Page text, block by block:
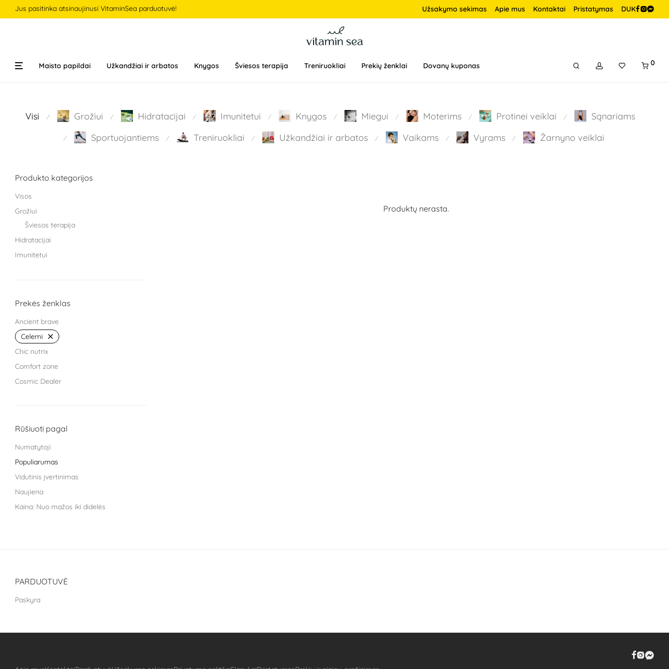
Jus pasitinka atsinaujinusi VitaminSea parduotuvė! Užsakymo sekimas Apie mus Kontaktai Pristatymas DUK
Maisto papildai Užkandžiai ir arbatos Knygos Šviesos terapija Treniruokliai Prekių ženklai Dovanų kuponas 0
Visi ⁄ Grožiui ⁄ Hidratacijai ⁄ Imunitetui ⁄ Knygos ⁄ Miegui ⁄ Moterims ⁄ Protinei veiklai ⁄ Sąnariams
⁄ Sportuojantiems ⁄ Treniruokliai ⁄ Užkandžiai ir arbatos ⁄ Vaikams ⁄ Vyrams ⁄ Žarnyno veiklai
Produkto kategorijos
Visos
Grožiui
Šviesos terapija
Hidratacijai
Imunitetui
Moterims
Sąnariams
Sportuojantiems
Prekės ženklas
Ancient brave
Celemi
Chic nutrix
Comfort zone
Cosmic Dealer
Kingsmith
Treat It Green
VitaminSea
Rūšiuoti pagal
Numatytoji
Populiarumas
Vidutinis įvertinimas
Naujiena
Kaina: Nuo mažos iki didelės
Produktų nerasta.
PARDUOTUVĖ
Paskyra